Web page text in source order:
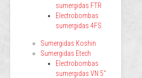
sumergidas FTR
Electrobombas
sumergidas 4FS
Sumergidas Koshin
Sumergidas Etech
Electrobombas
sumergidas VN 5"